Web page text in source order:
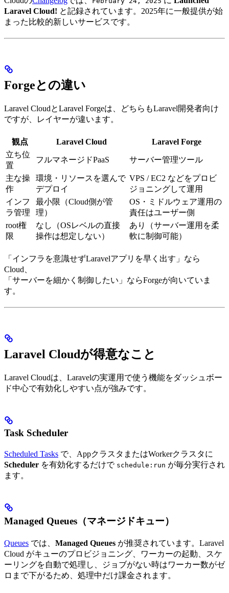
Laravel Cloud! と記録されています。2025年に一般提供が始
まった比較的新しいサービスです。
Forgeとの違い
Laravel CloudとLaravel Forgeは、どちらもLaravel開発者向け
ですが、レイヤーが違います。
観点 Laravel Cloud
Laravel Forge
立ち位
置
フルマネージドPaaS サーバー管理ツール
主な操
作
環境・リソースを選んで
デプロイ
VPS / EC2 などをプロビ
ジョニングして運用
インフ
ラ管理
最小限（Cloud側が管
理）
OS・ミドルウェア運用の
責任はユーザー側
root権
限
なし（OSレベルの直接
操作は想定しない）
あり（サーバー運用を柔
軟に制御可能）
「インフラを意識せずLaravelアプリを早く出す」なら
Cloud、
「サーバーを細かく制御したい」ならForgeが向いていま
す。
Laravel Cloudが得意なこと
Laravel Cloudは、Laravelの実運用で使う機能をダッシュボー
ド中心で有効化しやすい点が強みです。
Task Scheduler
Scheduled Tasks で、AppクラスタまたはWorkerクラスタに
Scheduler を有効化するだけで schedule:run が毎分実行され
ます。
Managed Queues（マネージドキュー）
Queues では、 Managed Queues が推奨されています。Laravel
Cloud がキューのプロビジョニング、ワーカーの起動、スケ
ーリングを自動で処理し、ジョブがない時はワーカー数がゼ
ロまで下がるため、処理中だけ課金されます。